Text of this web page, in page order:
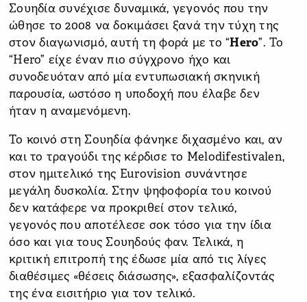
Σουηδία συνέχισε δυναμικά, γεγονός που την
ώθησε το 2008 να δοκιμάσει ξανά την τύχη της
στον διαγωνισμό, αυτή τη φορά με το “Hero”. Το
“Hero” είχε έναν πιο σύγχρονο ήχο και
συνοδευόταν από μία εντυπωσιακή σκηνική
παρουσία, ωστόσο η υποδοχή που έλαβε δεν
ήταν η αναμενόμενη.
Το κοινό στη Σουηδία φάνηκε διχασμένο και, αν
και το τραγούδι της κέρδισε το Melodifestivalen,
στον ημιτελικό της Eurovision συνάντησε
μεγάλη δυσκολία. Στην ψηφοφορία του κοινού
δεν κατάφερε να προκριθεί στον τελικό,
γεγονός που αποτέλεσε σοκ τόσο για την ίδια
όσο και για τους Σουηδούς φαν. Τελικά, η
κριτική επιτροπή της έδωσε μία από τις λίγες
διαθέσιμες «θέσεις διάσωσης», εξασφαλίζοντάς
της ένα εισιτήριο για τον τελικό.